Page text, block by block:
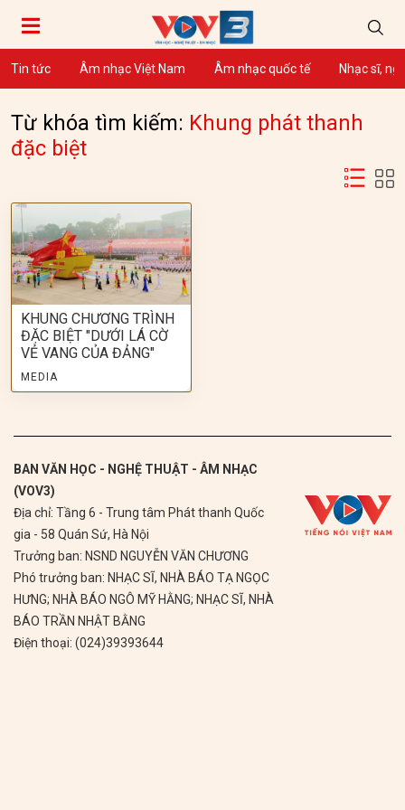
Tin tức Âm nhạc Việt Nam Âm nhạc quốc tế Nhạc sĩ,
Từ khóa tìm kiếm: Khung phát thanh
đặc biệt
KHUNG CHƯƠNG TRÌNH
ĐẶC BIỆT "DƯỚI LÁ CỜ
VẺ VANG CỦA ĐẢNG"
MEDIA
BAN VĂN HỌC - NGHỆ THUẬT - ÂM NHẠC
(VOV3)
Địa chỉ: Tầng 6 - Trung tâm Phát thanh Quốc
gia - 58 Quán Sứ, Hà Nội
Trưởng ban: NSND NGUYỄN VĂN CHƯƠNG
Phó trưởng ban: NHẠC SĨ, NHÀ BÁO TẠ NGỌC
HƯNG; NHÀ BÁO NGÔ MỸ HẰNG; NHẠC SĨ, NHÀ
BÁO TRẦN NHẬT BẰNG
Điện thoại: (024)39393644